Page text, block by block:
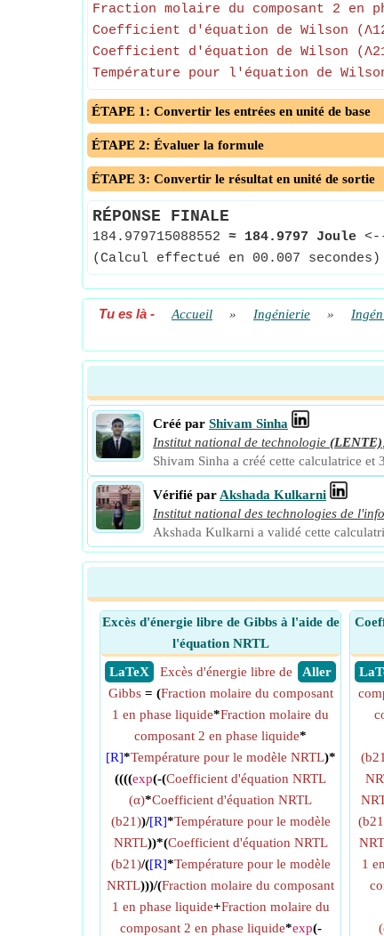
Fraction molaire du composant 2 en
Coefficient d'équation de Wilson
Coefficient d'équation de Wilson
Température pour l'équation de
ÉTAPE 1: Convertir les entrées en unité de base
ÉTAPE 2: Évaluer la formule
ÉTAPE 3: Convertir le résultat en unité de sortie
RÉPONSE FINALE
184.979715088552 ≈ 184.9797 Joule
(Calcul effectué en 00.007 secondes)
Tu es là - Accueil » Ingénierie »
Créé par Shivam Sinha
Institut national de technologie (LENTE)
Shivam Sinha a créé cette calculatrice et
Vérifié par Akshada Kulkarni
Institut national des technologies de
Akshada Kulkarni a validé cette
Excès d'énergie libre de Gibbs à l'aide de
l'équation NRTL
​ LaTeX
​ Aller
Excès d'énergie libre de
Gibbs= (Fraction molaire du composant
1 en phase liquide*Fraction molaire du
composant 2 en phase liquide*
[R]*Température pour le modèle NRTL)*
((((exp(-(Coefficient d'équation NRTL
(α)*Coefficient d'équation NRTL
(b21))/[R]*Température pour le modèle
NRTL))*(Coefficient d'équation NRTL
(b21)/([R]*Température pour le modèle
NRTL)))/(Fraction molaire du composant
1 en phase liquide+Fraction molaire du
composant 2 en phase liquide*exp(-
1